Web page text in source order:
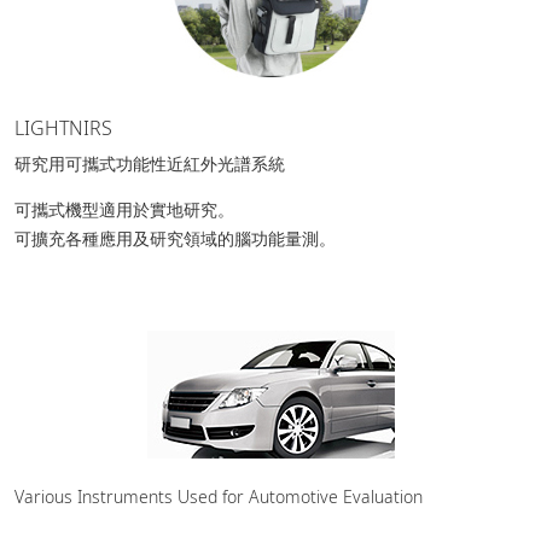
LIGHTNIRS
研究用可攜式功能性近紅外光譜系統
可攜式機型適用於實地研究。
可擴充各種應用及研究領域的腦功能量測。
Various Instruments Used for Automotive Evaluation